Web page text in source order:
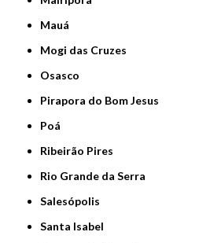
Mauá
Mogi das Cruzes
Osasco
Pirapora do Bom Jesus
Poá
Ribeirão Pires
Rio Grande da Serra
Salesópolis
Santa Isabel